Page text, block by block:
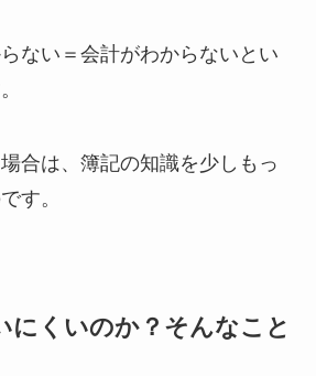
ない＝会計がわからないとい
合は、簿記の知識を少しもっ
す。
にくいのか？そんなこと